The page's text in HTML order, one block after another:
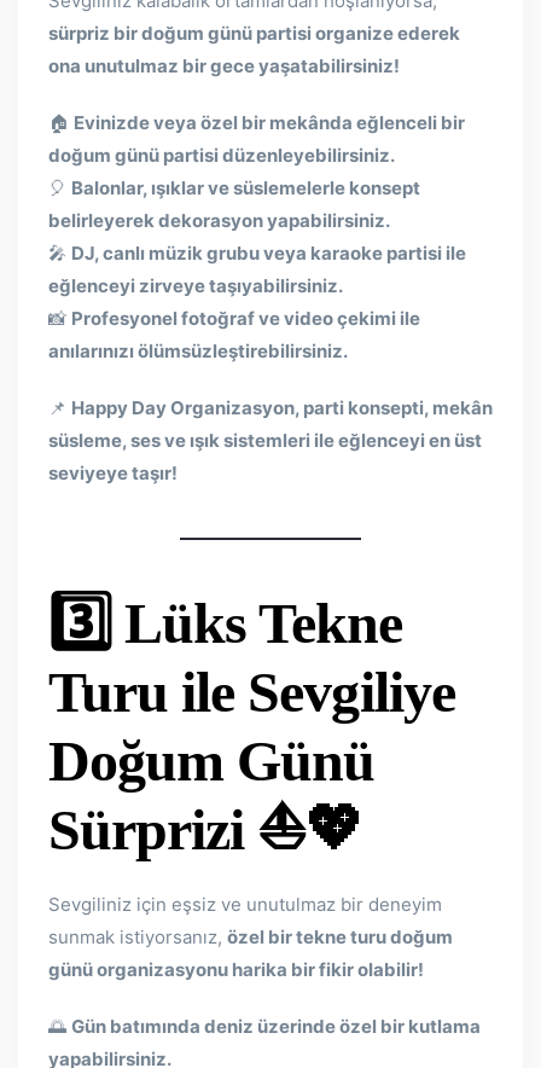
sürpriz bir doğum günü partisi organize ederek
ona unutulmaz bir gece yaşatabilirsiniz!
🏠 Evinizde veya özel bir mekânda eğlenceli bir
doğum günü partisi düzenleyebilirsiniz.
🎈 Balonlar, ışıklar ve süslemelerle konsept
belirleyerek dekorasyon yapabilirsiniz.
🎤 DJ, canlı müzik grubu veya karaoke partisi ile
eğlenceyi zirveye taşıyabilirsiniz.
📸 Profesyonel fotoğraf ve video çekimi ile
anılarınızı ölümsüzleştirebilirsiniz.
📌 Happy Day Organizasyon, parti konsepti, mekân
süsleme, ses ve ışık sistemleri ile eğlenceyi en üst
seviyeye taşır!
3️⃣ Lüks Tekne
Turu ile Sevgiliye
Doğum Günü
Sürprizi⛵💖
Sevgiliniz için eşsiz ve unutulmaz bir deneyim
sunmak istiyorsanız, özel bir tekne turu doğum
günü organizasyonu harika bir fikir olabilir!
🌅 Gün batımında deniz üzerinde özel bir kutlama
yapabilirsiniz.